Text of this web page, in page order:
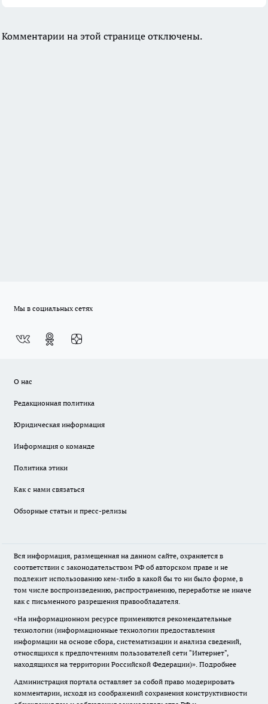
Комментарии на этой странице отключены.
Мы в социальных сетях
О нас
Редакционная политика
Юридическая информация
Информация о команде
Политика этики
Как с нами связаться
Обзорные статьи и пресс-релизы
Вся информация, размещенная на данном сайте, охраняется в
соответствии с законодательством РФ об авторском праве и не
подлежит использованию кем-либо в какой бы то ни было форме, в
том числе воспроизведению, распространению, переработке не иначе
как с письменного разрешения правообладателя.
«На информационном ресурсе применяются рекомендательные
технологии (информационные технологии предоставления
информации на основе сбора, систематизации и анализа сведений,
относящихся к предпочтениям пользователей сети "Интернет",
находящихся на территории Российской Федерации)». Подробнее
Администрация портала оставляет за собой право модерировать
комментарии, исходя из соображений сохранения конструктивности